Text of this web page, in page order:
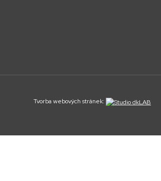
Tvorba webových stránek: